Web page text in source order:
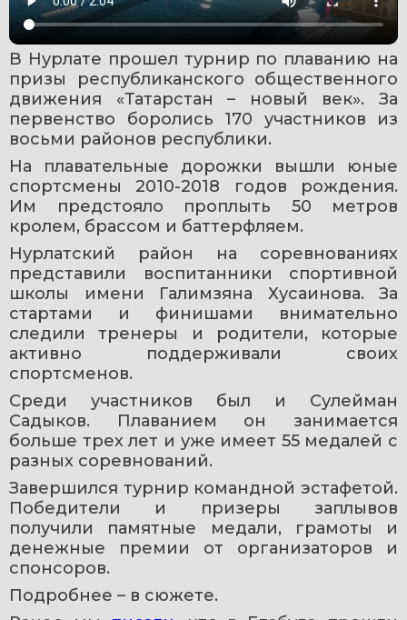
В Нурлате прошел турнир по плаванию на
призы республиканского общественного
движения «Татарстан – новый век». За
первенство боролись 170 участников из
восьми районов республики.
На плавательные дорожки вышли юные
спортсмены 2010-2018 годов рождения.
Им предстояло проплыть 50 метров
кролем, брассом и баттерфляем.
Нурлатский район на соревнованиях
представили воспитанники спортивной
школы имени Галимзяна Хусаинова. За
стартами и финишами внимательно
следили тренеры и родители, которые
активно поддерживали своих
спортсменов.
Среди участников был и Сулейман
Садыков. Плаванием он занимается
больше трех лет и уже имеет 55 медалей с
разных соревнований.
Завершился турнир командной эстафетой.
Победители и призеры заплывов
получили памятные медали, грамоты и
денежные премии от организаторов и
спонсоров.
Подробнее – в сюжете.